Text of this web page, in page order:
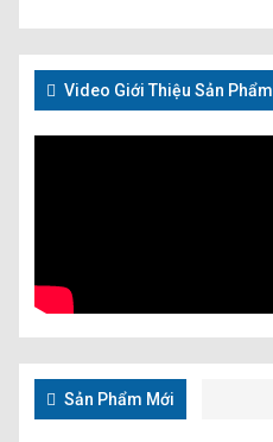
Video Giới Thiệu Sản Phẩm
Sản Phẩm Mới